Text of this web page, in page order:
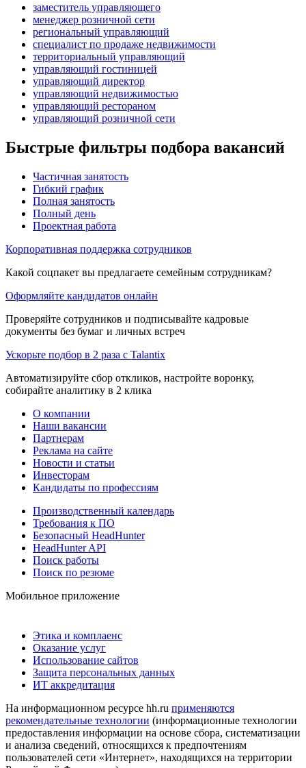
заместитель управляющего
менеджер розничной сети
региональный управляющий
специалист по продаже недвижимости
территориальный управляющий
управляющий гостиницей
управляющий директор
управляющий недвижимостью
управляющий рестораном
управляющий розничной сети
Быстрые фильтры подбора вакансий
Частичная занятость
Гибкий график
Полная занятость
Полный день
Проектная работа
Корпоративная поддержка сотрудников
Какой соцпакет вы предлагаете семейным сотрудникам?
Оформляйте кандидатов онлайн
Проверяйте сотрудников и подписывайте кадровые
документы без бумаг и личных встреч
Ускорьте подбор в 2 раза с Talantix
Автоматизируйте сбор откликов, настройте воронку,
собирайте аналитику в 2 клика
О компании
Наши вакансии
Партнерам
Реклама на сайте
Новости и статьи
Инвесторам
Кандидаты по профессиям
Производственный календарь
Требования к ПО
Безопасный HeadHunter
HeadHunter API
Поиск работы
Поиск по резюме
Мобильное приложение
Этика и комплаенс
Оказание услуг
Использование сайтов
Защита персональных данных
ИТ аккредитация
На информационном ресурсе hh.ru применяются
рекомендательные технологии (информационные технологии
предоставления информации на основе сбора, систематизации
и анализа сведений, относящихся к предпочтениям
пользователей сети «Интернет», находящихся на территории